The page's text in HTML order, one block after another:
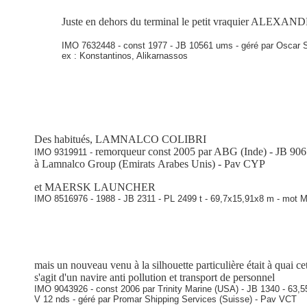
Juste en dehors du terminal le petit vraquier
IMO 7632448 - const 1977 - JB 10561 ums - géré par Oscar
ex : Konstantinos, Alikarnassos
Des habitués, LAMNALCO COLIBRI
IMO 9319911 - remorqueur const 2005 par ABG (Inde) - JB
à Lamnalco Group (Emirats Arabes Unis) - Pav CYP
et MAERSK LAUNCHER
IMO 8516976 - 1988 - JB 2311 - PL 2499 t - 69,7x15,91x8 m - mot
mais un nouveau venu à la silhouette particulière était à
s'agit d'un navire anti pollution et transport de personnel
IMO 9043926 - const 2006 par Trinity Marine (USA) - JB 1340 -
V 12 nds - géré par Promar Shipping Services (Suisse) - Pav VCT